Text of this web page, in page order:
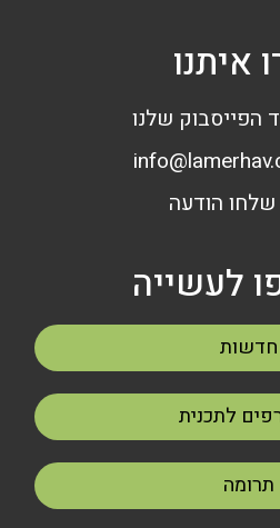
איתנו
הפייסבוק שלנו
שלחו הודעה
לעשייה
חדשות
לתכנית
תרומה